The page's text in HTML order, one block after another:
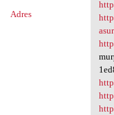
Adres